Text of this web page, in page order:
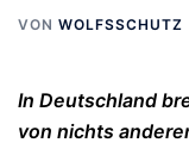
VON WOLFSSCHUTZ
In Deutschland
von nichts